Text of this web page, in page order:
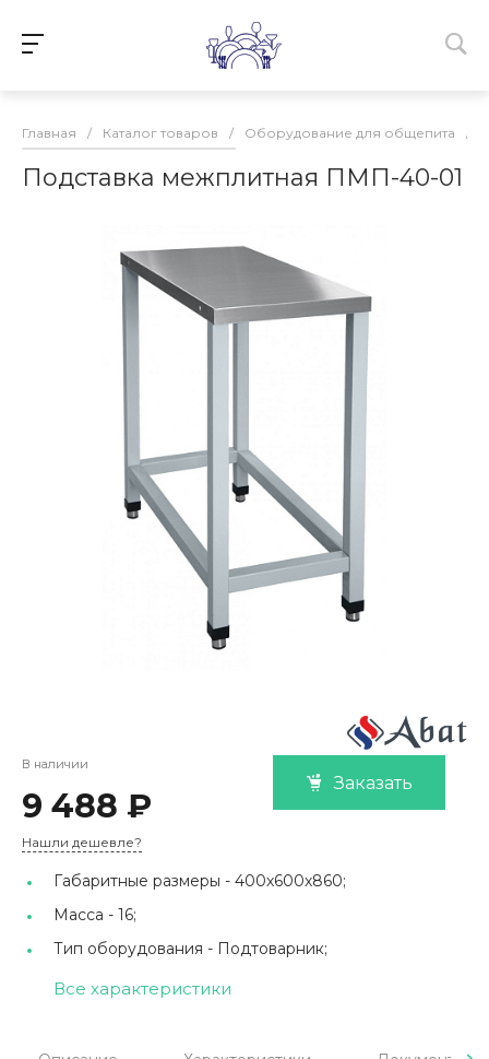
Главная / Каталог товаров / Оборудование для общепита /
Подставка межплитная ПМП-40-01
В наличии
9 488 ₽
Заказать
Нашли дешевле?
Габаритные размеры - 400х600х860;
Масса - 16;
Тип оборудования - Подтоварник;
Все характеристики